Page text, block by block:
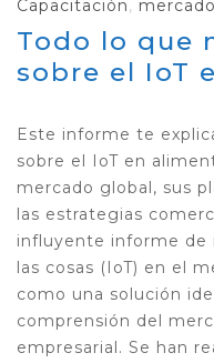
Capacitación,
Todo lo que
sobre el IoT
Este informe te
sobre el IoT en
mercado global, sus
las estrategias
influyente informe
las cosas (IoT) en el
como una solución
comprensión del
empresarial. Se han